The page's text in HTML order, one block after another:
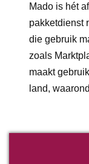
Mado is hét
pakketdienst
die gebruik
zoals
maakt
land,